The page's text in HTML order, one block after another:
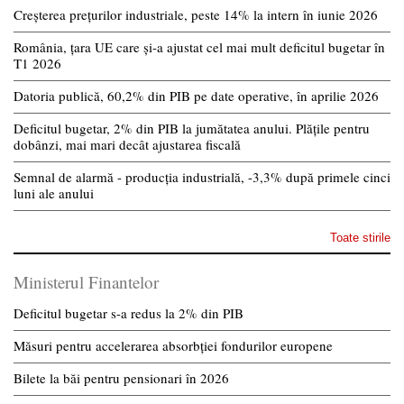
Creșterea prețurilor industriale, peste 14% la intern în iunie 2026
România, țara UE care și-a ajustat cel mai mult deficitul bugetar în
T1 2026
Datoria publică, 60,2% din PIB pe date operative, în aprilie 2026
Deficitul bugetar, 2% din PIB la jumătatea anului. Plățile pentru
dobânzi, mai mari decât ajustarea fiscală
Semnal de alarmă - producția industrială, -3,3% după primele cinci
luni ale anului
Toate stirile
Ministerul Finantelor
Deficitul bugetar s-a redus la 2% din PIB
Măsuri pentru accelerarea absorbției fondurilor europene
Bilete la băi pentru pensionari în 2026